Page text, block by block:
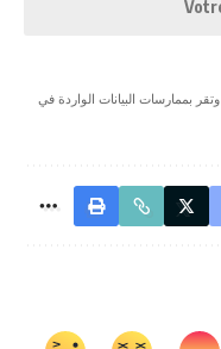
وتقر بممارسات البيانات الواردة في